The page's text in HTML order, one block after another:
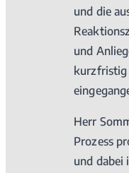
und die
und
kurzfristig
Herr
Prozess
und dabei